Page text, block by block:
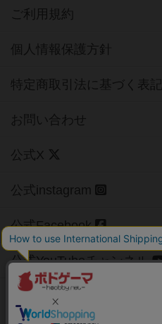
ご利用規約
個人情報保護方針
特定商取引法に基づく表記
お問い合わせ
公式X
公式instagram
公式Facebook
公式YouTubeチャンネル